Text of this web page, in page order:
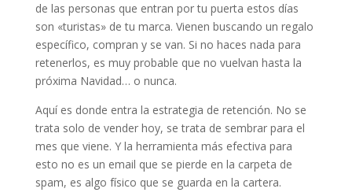
de las personas que entran por tu puerta estos días
son «turistas» de tu marca. Vienen buscando un regalo
específico, compran y se van. Si no haces nada para
retenerlos, es muy probable que no vuelvan hasta la
próxima Navidad… o nunca.
Aquí es donde entra la estrategia de retención. No se
trata solo de vender hoy, se trata de sembrar para el
mes que viene. Y la herramienta más efectiva para
esto no es un email que se pierde en la carpeta de
spam, es algo físico que se guarda en la cartera.